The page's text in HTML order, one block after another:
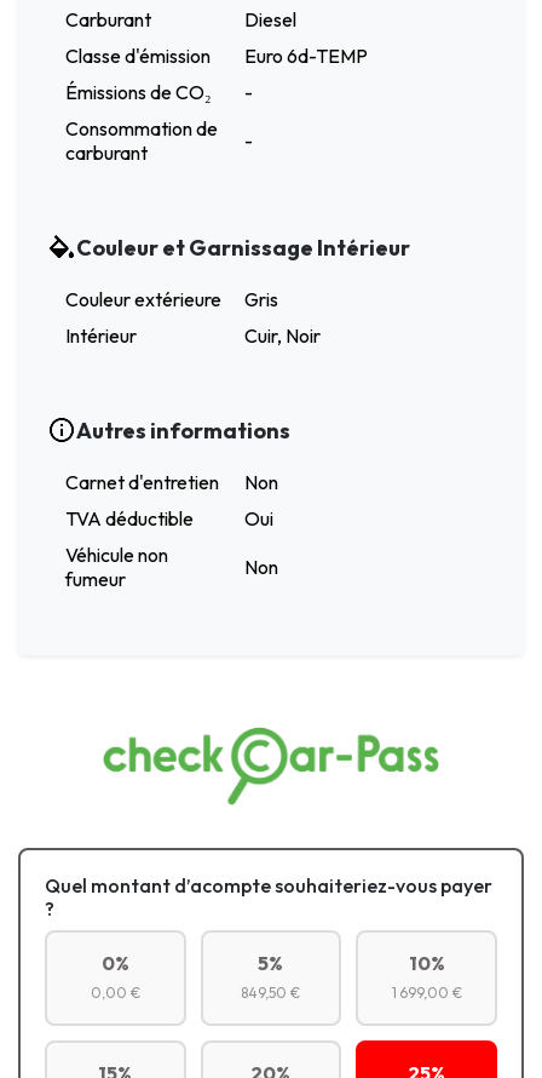
Carburant
Diesel
Classe d'émission
Euro 6d-TEMP
Émissions de CO₂
-
Consommation de
carburant
-
Couleur et Garnissage Intérieur
Couleur extérieure
Gris
Intérieur
Cuir, Noir
Autres informations
Carnet d'entretien
Non
TVA déductible
Oui
Véhicule non
fumeur
Non
Quel montant d’acompte souhaiteriez-vous payer
?
0%
0,00 €
5%
849,50 €
10%
1 699,00 €
15% 20% 25%